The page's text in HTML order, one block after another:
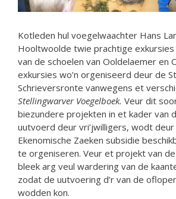
Kotleden hul voegelwaachter Hans
Hooltwoolde twie prachtige exkursies
van de schoelen van Ooldelaemer en
exkursies wo’n orgeniseerd deur de
Schrieversronte vanwegens et
Stellingwarver Voegelboek. Veur dit
biezundere projekten in et kader van
uutvoerd deur vri’jwilligers, wodt
Ekenomische Zaeken subsidie
te orgeniseren. Veur et projekt van
bleek arg veul wardering van de
zodat de uutvoering d’r van de
wodden kon.